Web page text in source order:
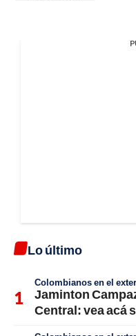
Lo último
Colombianos en el
Jaminton
Central: vea acá